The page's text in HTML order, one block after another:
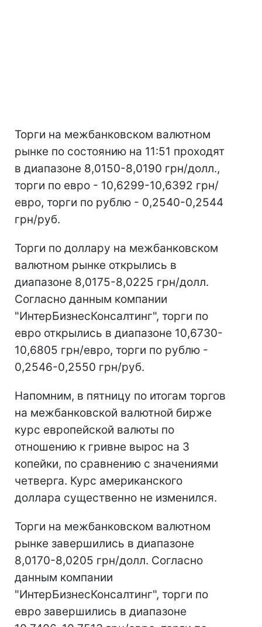
Торги на межбанковском валютном
рынке по состоянию на 11:51 проходят
в диапазоне 8,0150-8,0190 грн/долл.,
торги по евро - 10,6299-10,6392 грн/
евро, торги по рублю - 0,2540-0,2544
грн/руб.
Торги по доллару на межбанковском
валютном рынке открылись в
диапазоне 8,0175-8,0225 грн/долл.
Согласно данным компании
"ИнтерБизнесКонсалтинг", торги по
евро открылись в диапазоне 10,6730-
10,6805 грн/евро, торги по рублю -
0,2546-0,2550 грн/руб.
Напомним, в пятницу по итогам торгов
на межбанковской валютной бирже
курс европейской валюты по
отношению к гривне вырос на 3
копейки, по сравнению с значениями
четверга. Курс американского
доллара существенно не изменился.
Торги на межбанковском валютном
рынке завершились в диапазоне
8,0170-8,0205 грн/долл. Согласно
данным компании
"ИнтерБизнесКонсалтинг", торги по
евро завершились в диапазоне